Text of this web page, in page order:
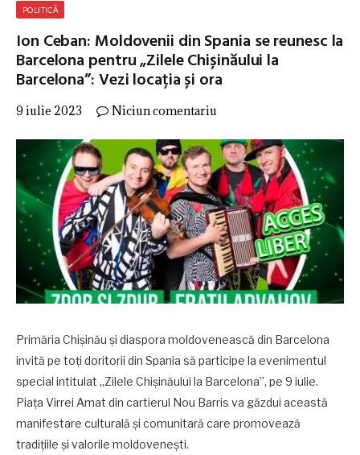
POLITICĂ
Ion Ceban: Moldovenii din Spania se reunesc la
Barcelona pentru „Zilele Chișinăului la
Barcelona”: Vezi locația și ora
9 iulie 2023 Niciun comentariu
Primăria Chișinău și diaspora moldovenească din Barcelona
invită pe toți doritorii din Spania să participe la evenimentul
special intitulat „Zilele Chișinăului la Barcelona”, pe 9 iulie.
Piața Virrei Amat din cartierul Nou Barris va găzdui această
manifestare culturală și comunitară care promovează
tradițiile și valorile moldovenești.